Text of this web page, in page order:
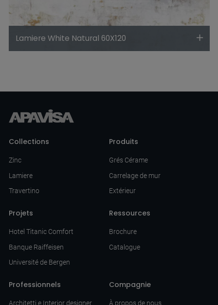
Lamiere White Natural 60X120
Collections
Zinc
Lamiere
Travertino
Produits
Grés Cérame
Carrelage de mur
Extérieur
Projets
Hotel Titanic Comfort
Banque Raiffeisen
Université de Bergen
Ressources
Brochure
Catalogue
Professionnels
Architetti e Interior designer
Compagnie
À propos de nous